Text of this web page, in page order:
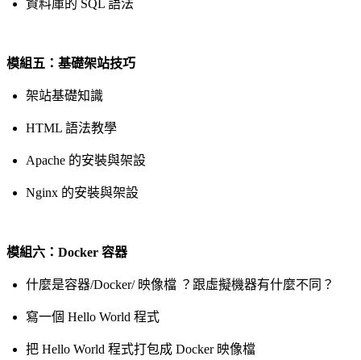
資料庫的 SQL 語法
模組五：基礎架站技巧
架站基礎知識
HTML 語法教學
Apache 的安裝與架設
Nginx 的安裝與架設
模組六：Docker 容器
什麼是容器/Docker/ 映像檔 ？跟虛擬機器有什麼不同？
寫一個 Hello World 程式
把 Hello World 程式打包成 Docker 映像檔